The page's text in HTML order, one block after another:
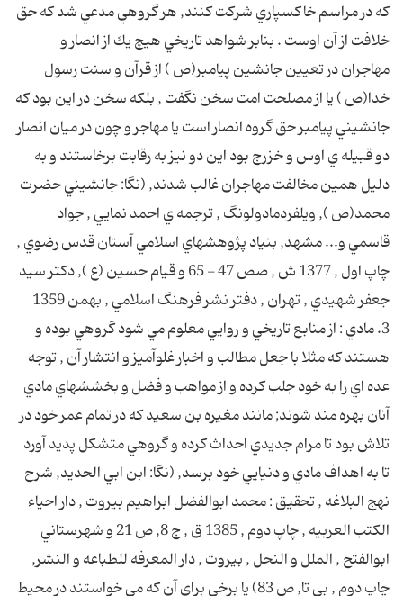
كه در مراسم خاكسپاري شركت كنند, هر گروهي مدعي شد كه حق
خلافت از آن اوست . بنابر شواهد تاريخي هيچ يك از انصار و
مهاجران در تعيين جانشين پيامبر(ص ) از قرآن و سنت رسول
خدا(ص ) يا از مصلحت امت سخن نگفت , بلكه سخن در اين بود كه
جانشيني پيامبر حق گروه انصار است يا مهاجر و چون در ميان انصار
دو قبيله ي اوس و خزرج بود اين دو نيز به رقابت برخاستند و به
دليل همين مخالفت مهاجران غالب شدند, (نگا: جانشيني حضرت
محمد(ص ), ويلفردمادولونگ , ترجمه ي احمد نمايي , جواد
قاسمي و... مشهد, بنياد پژوهشهاي اسلامي آستان قدس رضوي ,
چاپ اول , 1377 ش , صص 47 - 65 و قيام حسين (ع ), دكتر سيد
جعفر شهيدي , تهران , دفتر نشر فرهنگ اسلامي , بهمن 1359
3. مادي : از منابع تاريخي و روايي معلوم مي شود گروهي بوده و
هستند كه مثلا با جعل مطالب و اخبار غلوآميز و انتشار آن , توجه
عده اي را به خود جلب كرده و از مواهب و فضل و بخششهاي مادي
آنان بهره مند شوند; مانند مغيره بن سعيد كه در تمام عمر خود در
تلاش بود تا مرام جديدي احداث كرده و گروهي متشكل پديد آورد
تا به اهداف مادي و دنيايي خود برسد, (نگا: ابن ابي الحديد, شرح
نهج البلاغه , تحقيق : محمد ابوالفضل ابراهيم بيروت , دار احياء
الكتب العربيه , چاپ دوم , 1385 ق , ج 8, ص 21 و شهرستاني
ابوالفتح , الملل و النحل , بيروت , دار المعرفه للطباعه و النشر,
چاپ دوم , بي تا, ص 83) يا برخي براي آن كه مي خواستند در محيط